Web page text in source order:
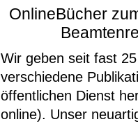
OnlineBücher
Wir geben seit fast
verschiedene
öffentlichen Dienst
online). Unser